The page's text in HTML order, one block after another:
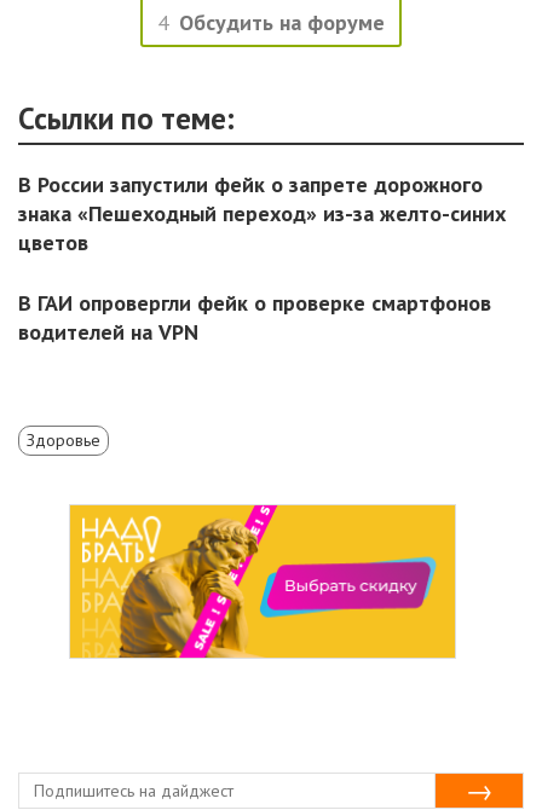
4 Обсудить на форуме
Ссылки по теме:
В России запустили фейк о запрете дорожного
знака «Пешеходный переход» из-за желто-синих
цветов
В ГАИ опровергли фейк о проверке смартфонов
водителей на VPN
Здоровье